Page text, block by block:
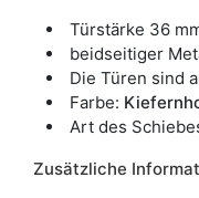
Türstärke 36
beidseitiger
Die Türen sind
Farbe:
Art des
Zusätzliche